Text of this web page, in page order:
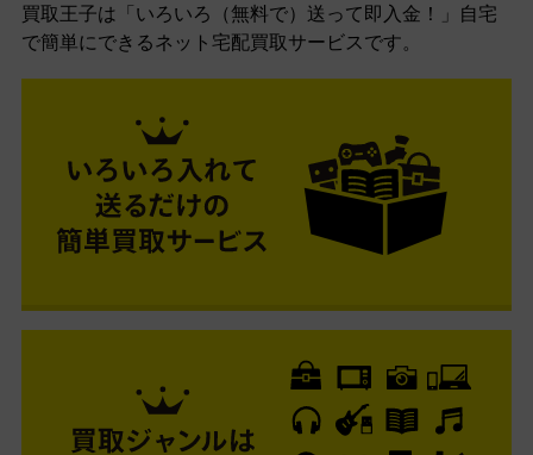
買取王子は「いろいろ（無料で）送って即入金！」自宅
で簡単にできるネット宅配買取サービスです。